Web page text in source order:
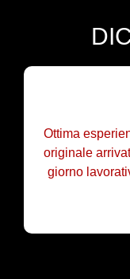
Ottima
originale
giorno